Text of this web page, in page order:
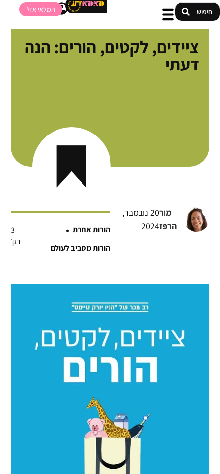
המלאי אזל
ציידים, לקטים, הורים: הנה
דעתי
3
דק׳
הורות אחרת ·
הורות מסביב לעולם
20 נובמבר,
2024
מור
הרפז